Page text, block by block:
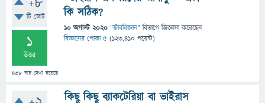
টি ভোট
1
উত্তর
438 বার দেখা হয়েছে
কি সঠিক?
10 অগাস্ট 2020 "জীববিজ্ঞান" বিভাগে জিজ্ঞাসাকরেছেন
বিজ্ঞানের পোকা ৫ (123,410 পয়েন্ট)
কিছু কিছু ব্যাকটেরিয়া বা ভাইরাস